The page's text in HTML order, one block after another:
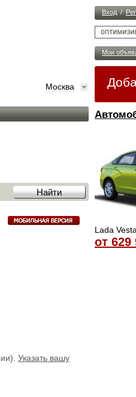
Вход /
Мои
Lada Vesta
от 629
Москва
Указать вашу